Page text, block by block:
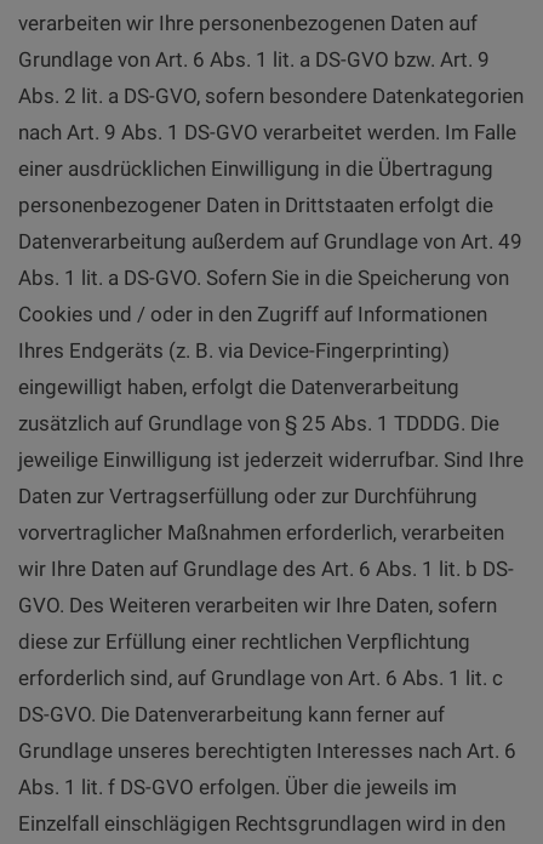
verarbeiten wir Ihre personenbezogenen Daten auf
Grundlage von Art. 6 Abs. 1 lit. a DS-GVO bzw. Art. 9
Abs. 2 lit. a DS-GVO, sofern besondere Datenkategorien
nach Art. 9 Abs. 1 DS-GVO verarbeitet werden. Im Falle
einer ausdrücklichen Einwilligung in die Übertragung
personenbezogener Daten in Drittstaaten erfolgt die
Datenverarbeitung außerdem auf Grundlage von Art. 49
Abs. 1 lit. a DS-GVO. Sofern Sie in die Speicherung von
Cookies und / oder in den Zugriff auf Informationen
Ihres Endgeräts (z. B. via Device-Fingerprinting)
eingewilligt haben, erfolgt die Datenverarbeitung
zusätzlich auf Grundlage von § 25 Abs. 1 TDDDG. Die
jeweilige Einwilligung ist jederzeit widerrufbar. Sind Ihre
Daten zur Vertragserfüllung oder zur Durchführung
vorvertraglicher Maßnahmen erforderlich, verarbeiten
wir Ihre Daten auf Grundlage des Art. 6 Abs. 1 lit. b DS-
GVO. Des Weiteren verarbeiten wir Ihre Daten, sofern
diese zur Erfüllung einer rechtlichen Verpflichtung
erforderlich sind, auf Grundlage von Art. 6 Abs. 1 lit. c
DS-GVO. Die Datenverarbeitung kann ferner auf
Grundlage unseres berechtigten Interesses nach Art. 6
Abs. 1 lit. f DS-GVO erfolgen. Über die jeweils im
Einzelfall einschlägigen Rechtsgrundlagen wird in den